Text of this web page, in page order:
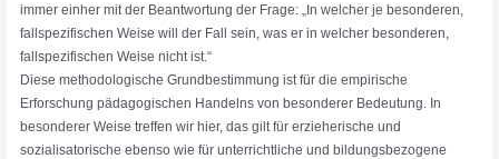
immer einher mit der Beantwortung der Frage: „In welcher je besonderen,
fallspezifischen Weise will der Fall sein, was er in welcher besonderen,
fallspezifischen Weise nicht ist.“
Diese methodologische Grundbestimmung ist für die empirische
Erforschung pädagogischen Handelns von besonderer Bedeutung. In
besonderer Weise treffen wir hier, das gilt für erzieherische und
sozialisatorische ebenso wie für unterrichtliche und bildungsbezogene